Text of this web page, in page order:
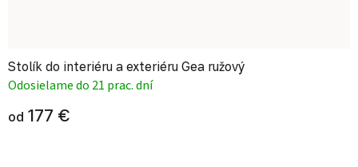
Stolík do interiéru a exteriéru Gea ružový
Odosielame do 21 prac. dní
od 177 €